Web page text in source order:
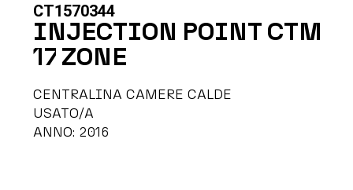
CT1570344
INJECTION POINT CTM
17 ZONE
CENTRALINA CAMERE CALDE
USATO/A
ANNO: 2016